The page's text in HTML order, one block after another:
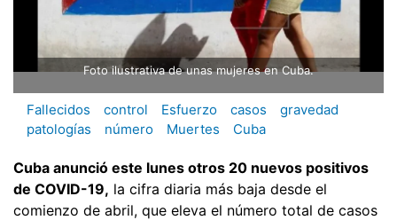
Foto ilustrativa de unas mujeres en Cuba.
Fallecidos control Esfuerzo casos
gravedad
patologías
número Muertes Cuba
Cuba anunció este lunes otros 20 nuevos positivos
de COVID-19, la cifra diaria más baja desde el
comienzo de abril, que eleva el número total de casos